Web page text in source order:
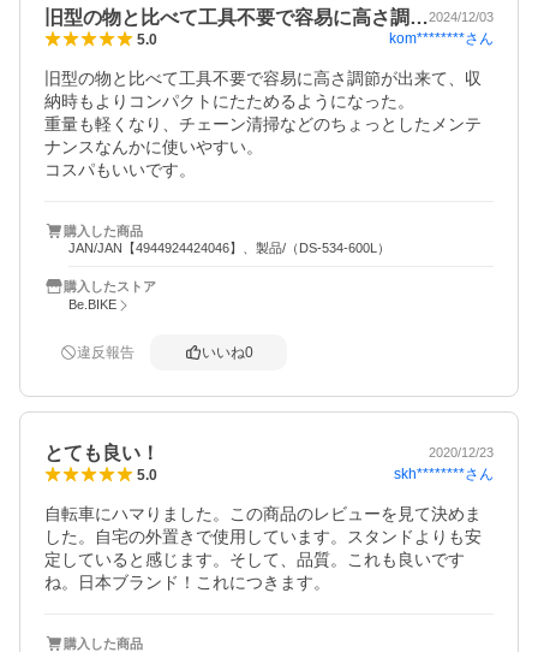
旧型の物と比べて工具不要で容易に高さ調…2024/12/03
5.0 kom********さん
旧型の物と比べて工具不要で容易に高さ調節が出来て、収
納時もよりコンパクトにたためるようになった。
重量も軽くなり、チェーン清掃などのちょっとしたメンテ
ナンスなんかに使いやすい。
コスパもいいです。
購入した商品
JAN/JAN【4944924424046】、製品/（DS-534-600L）
購入したストア
Be.BIKE
違反報告 いいね0
とても良い！ 2020/12/23
5.0 skh********さん
自転車にハマりました。この商品のレビューを見て決めま
した。自宅の外置きで使用しています。スタンドよりも安
定していると感じます。そして、品質。これも良いです
ね。日本ブランド！これにつきます。
購入した商品